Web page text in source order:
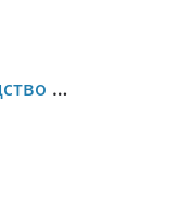
Audi 80 / 90 (1986-1991) Руководство по ремонту и техническому обслуживанию